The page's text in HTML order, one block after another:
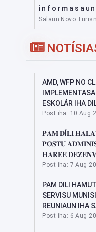
Salaun Novo
AMD, WFP NO
ESKOLÁR IHA
Post iha: 10 Aug
𝐏𝐀𝐌 𝐃Í𝐋𝐈
𝐏𝐎𝐒𝐓𝐔
𝐇𝐀𝐑𝐄𝐄
Post iha: 7 Aug
PAM DILI
SERVISU
REUNIAUN IHA
Post iha: 6 Aug